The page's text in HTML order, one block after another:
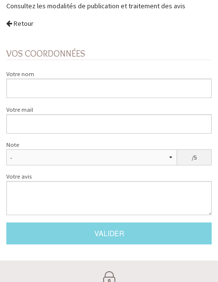
Consultez lesmodalités de publication et traitement des avis
Retour
VOS COORDONNÉES
Votre nom
Votre mail
Note
/5
Votre avis